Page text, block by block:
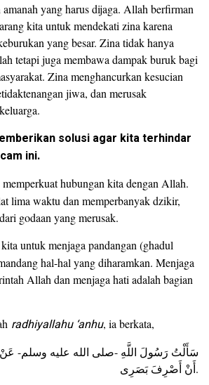
amanah yang harus dijaga. Allah berfirman
kita untuk mendekati zina karena
yang besar. Zina tidak hanya
tetapi juga membawa dampak buruk bagi
Zina menghancurkan kesucian
jiwa, dan merusak
solusi agar kita terhindar
ini.
memperkuat hubungan kita dengan Allah.
lima waktu dan memperbanyak dzikir,
godaan yang merusak.
untuk menjaga pandangan (ghadul
hal-hal yang diharamkan. Menjaga
Allah dan menjaga hati adalah bagian
radhiyallahu ‘anhu, ia berkata,
سَأَلْتُ رَسُولَ اللَّهِ -صلى الله عليه وسلم- عَنْ
أَنْ أَصْرِفَ بَصَرِى.